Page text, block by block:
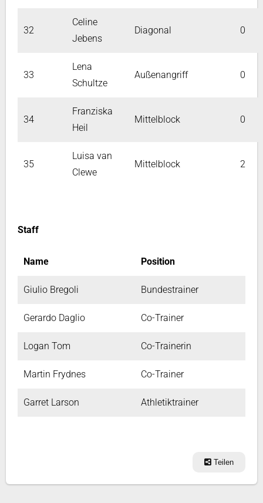
32
Celine
Jebens
Diagonal 0
33
Lena
Schultze
Außenangriff 0
34
Franziska
Heil
Mittelblock 0
35
Luisa van
Clewe
Mittelblock 2
Staff
Name Position
Giulio Bregoli Bundestrainer
Gerardo Daglio Co-Trainer
Logan Tom Co-Trainerin
Martin Frydnes Co-Trainer
Garret Larson Athletiktrainer
Teilen